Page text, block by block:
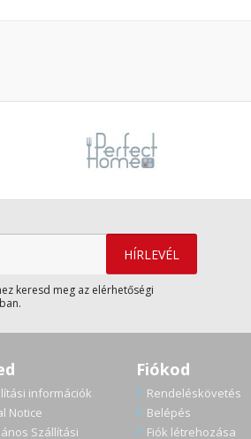
keresd meg az elérhetőségi
információk
Notice
Szállítási
Fiókod
Rendeléskövetés
Belépés
Fiók létrehozása